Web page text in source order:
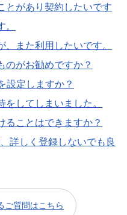
とがあり契約したいです
また利用したいです。
のがお勧めですか？
定しますか？
してしまいました。
ることはできますか？
詳しく登録しないでも良
ご質問はこちら